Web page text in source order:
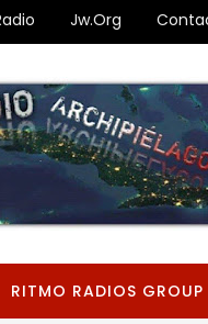
Jw.org
RITMO RADIOS GROUP